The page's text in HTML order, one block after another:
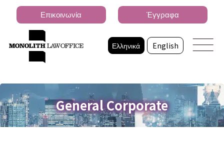
Ελληνικά English
Επικοινωνία Έγγραφα
General Corporate